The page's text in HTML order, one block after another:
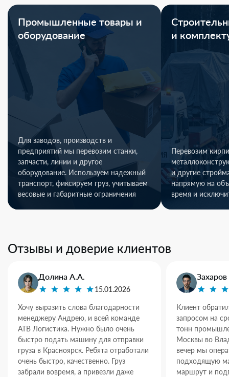
Промышленные товары и
оборудование
Для заводов, производств и
предприятий мы перевозим станки,
запчасти, линии и другое
оборудование. Используем надежный
транспорт, фиксируем груз, учитываем
весовые и габаритные ограничения
и
Перевозим
и другие
напрямую на
время и
Отзывы и доверие клиентов
Долина А.А.
15.01.2026
Хочу выразить слова благодарности
менеджеру Андрею, и всей команде
АТВ Логистика. Нужно было очень
быстро подать машину для отправки
груза в Красноярск. Ребята отработали
очень быстро, качественно. Груз
забрали вовремя, а привезли даже
Клиент
запросом на
тонн
Москвы во
вечер мы
подходящую
маршрут и